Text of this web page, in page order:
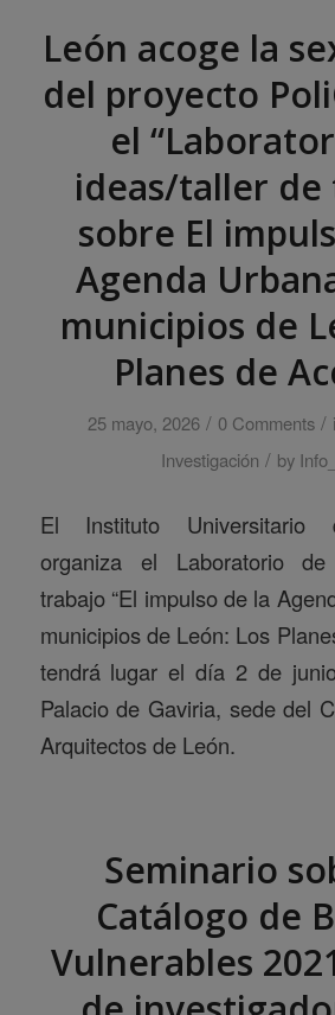
León acoge la
del proyecto
el
ideas/taller de
sobre El
Agenda
municipios de
Planes de
25 mayo, 2026 / 0 Comments /
Investigación / by
El Instituto Universitario
organiza el Laboratorio
trabajo “El impulso de la
municipios de León: Los
tendrá lugar el día 2 de
Palacio de Gaviria, sede del
Arquitectos de León.
Seminario
Catálogo de
Vulnerables